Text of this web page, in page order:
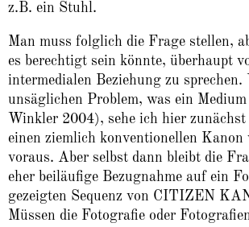
z.B. ein Stuhl.
Man muss folglich die Frage stellen,
es berechtigt sein könnte, überhaupt
intermedialen Beziehung zu sprechen.
unsäglichen Problem, was ein
Winkler 2004), sehe ich hier zunächst
einen ziemlich konventionellen Kanon
voraus. Aber selbst dann bleibt die
eher beiläufige Bezugnahme auf ein
gezeigten Sequenz von CITIZEN
Müssen die Fotografie oder